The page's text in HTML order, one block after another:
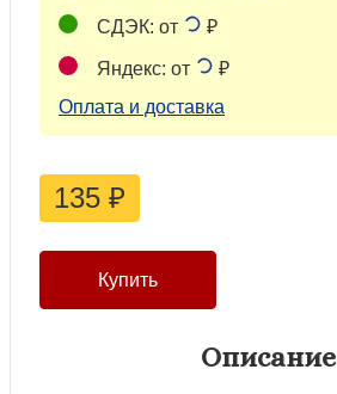
СДЭК: от ₽
Яндекс: от
₽
Оплата и доставка
135 ₽
Описание